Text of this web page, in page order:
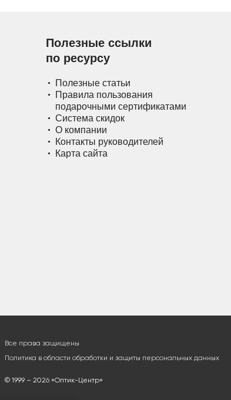
Полезные ссылки
по ресурсу
Полезные статьи
Правила пользования
подарочными сертификатами
Система скидок
О компании
Контакты руководителей
Карта сайта
Все права защищены
Политика в области обработки и защиты персональных данных
© 1999 – 2026 «Оптик-Центр»